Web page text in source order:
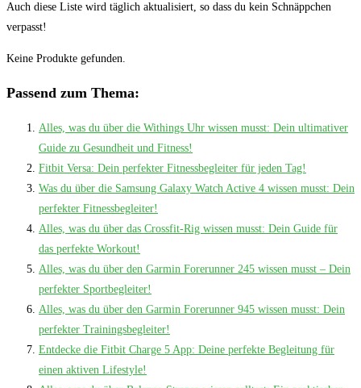
Auch diese Liste wird täglich aktualisiert, so dass du kein Schnäppchen
verpasst!
Keine Produkte gefunden.
Passend zum Thema:
Alles, was du über die Withings Uhr wissen musst: Dein ultimativer
Guide zu Gesundheit und Fitness!
Fitbit Versa: Dein perfekter Fitnessbegleiter für jeden Tag!
Was du über die Samsung Galaxy Watch Active 4 wissen musst: Dein
perfekter Fitnessbegleiter!
Alles, was du über das Crossfit-Rig wissen musst: Dein Guide für
das perfekte Workout!
Alles, was du über den Garmin Forerunner 245 wissen musst – Dein
perfekter Sportbegleiter!
Alles, was du über den Garmin Forerunner 945 wissen musst: Dein
perfekter Trainingsbegleiter!
Entdecke die Fitbit Charge 5 App: Deine perfekte Begleitung für
einen aktiven Lifestyle!